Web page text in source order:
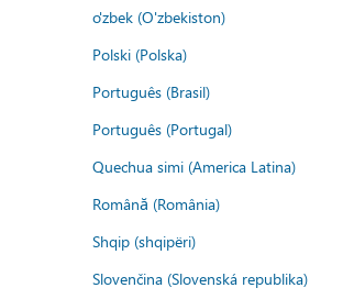
o'zbek (O'zbekiston)
Polski (Polska)
Português (Brasil)
Português (Portugal)
Quechua simi (America Latina)
Română (România)
Shqip (shqipëri)
Slovenčina (Slovenská republika)